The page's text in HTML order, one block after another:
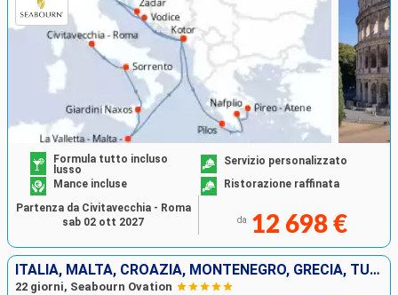
Formula tutto incluso
lusso
Servizio personalizzato
Mance incluse
Ristorazione raffinata
da 12 698 €
Partenza da Civitavecchia - Roma
sab 02 ott 2027
ITALIA, MALTA, CROAZIA, MONTENEGRO, GRECIA, TURCHIA
22 giorni, Seabourn Ovation